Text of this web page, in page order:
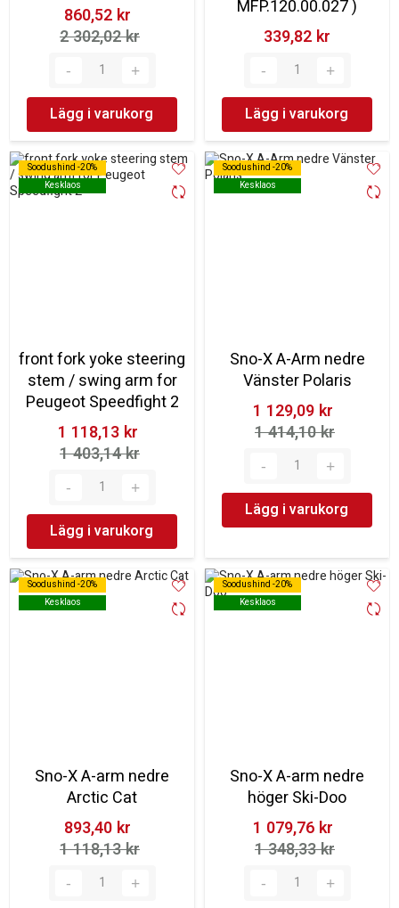
860,52 kr‎
2 302,02 kr‎
Lägg i varukorg
MFP.120.00.027 )
339,82 kr‎
Lägg i varukorg
Soodushind -20%
Kesklaos
Soodushind -20%
Kesklaos
front fork yoke steering
stem / swing arm for
Peugeot Speedfight 2
1 118,13 kr‎
1 403,14 kr‎
Lägg i varukorg
Soodushind -20%
Kesklaos
Soodushind -20%
Kesklaos
Sno-X A-Arm nedre
Vänster Polaris
1 129,09 kr‎
1 414,10 kr‎
Lägg i varukorg
Soodushind -20%
Kesklaos
Soodushind -20%
Kesklaos
Sno-X A-arm nedre
Arctic Cat
893,40 kr‎
1 118,13 kr‎
Soodushind -20%
Kesklaos
Soodushind -20%
Kesklaos
Sno-X A-arm nedre
höger Ski-Doo
1 079,76 kr‎
1 348,33 kr‎